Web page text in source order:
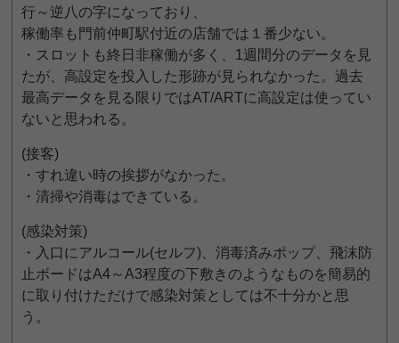
行～逆八の字になっており、
稼働率も門前仲町駅付近の店舗では１番少ない。
・スロットも終日非稼働が多く、1週間分のデータを見
たが、高設定を投入した形跡が見られなかった。過去
最高データを見る限りではAT/ARTに高設定は使ってい
ないと思われる。
(接客)
・すれ違い時の挨拶がなかった。
・清掃や消毒はできている。
(感染対策)
・入口にアルコール(セルフ)、消毒済みポップ、飛沫防
止ボードはA4～A3程度の下敷きのようなものを簡易的
に取り付けただけで感染対策としては不十分かと思
う。